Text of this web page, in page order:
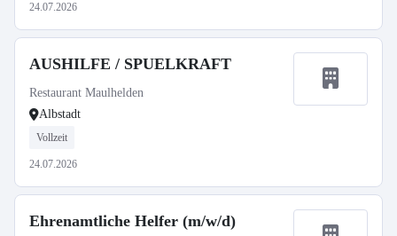
24.07.2026
AUSHILFE / SPUELKRAFT
Restaurant Maulhelden
Albstadt
Vollzeit
24.07.2026
Ehrenamtliche Helfer (m/w/d)